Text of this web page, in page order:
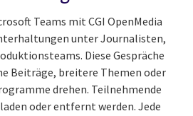
Teams mit CGI OpenMedia
unter Journalisten,
Diese Gespräche
Beiträge, breitere Themen oder
drehen. Teilnehmende
oder entfernt werden. Jede